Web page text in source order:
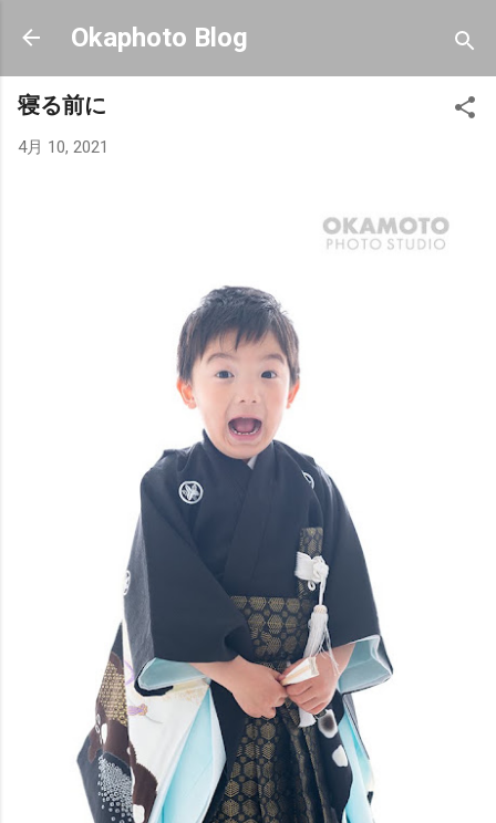
スキップしてメイン コンテンツに移動
Okaphoto Blog
寝る前に
4月 10, 2021